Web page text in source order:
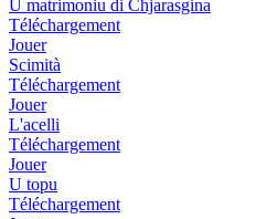
U matrimoniu di Chjarasgina
Téléchargement
Jouer
Scimità
Téléchargement
Jouer
L'acelli
Téléchargement
Jouer
U topu
Téléchargement